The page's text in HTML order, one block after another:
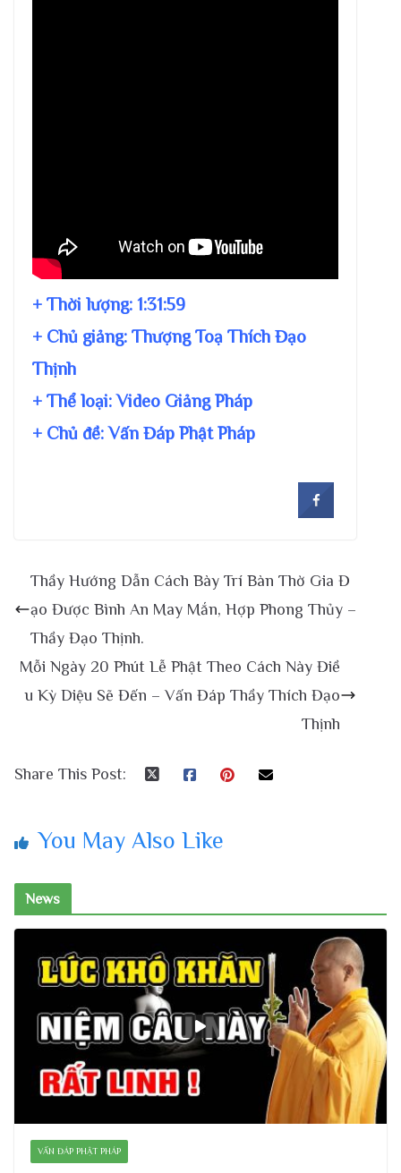
+ Thời lượng: 1:31:59
+ Chủ giảng: Thượng Toạ Thích Đạo
Thịnh
+ Thể loại: Video Giảng Pháp
+ Chủ đề:Vấn Đáp Phật Pháp
Thầy Hướng Dẫn Cách Bày Trí Bàn Thờ Gia Đ
ạo Được Bình An May Mắn, Hợp Phong Thủy –
Thầy Đạo Thịnh.
Mỗi Ngày 20 Phút Lễ Phật Theo Cách Này Điề
u Kỳ Diệu Sẽ Đến – Vấn Đáp Thầy Thích Đạo
Thịnh
Share This Post:
You May Also Like
News
VẤN ĐÁP PHẬT PHÁP